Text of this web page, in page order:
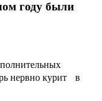
году были
нервно курит в